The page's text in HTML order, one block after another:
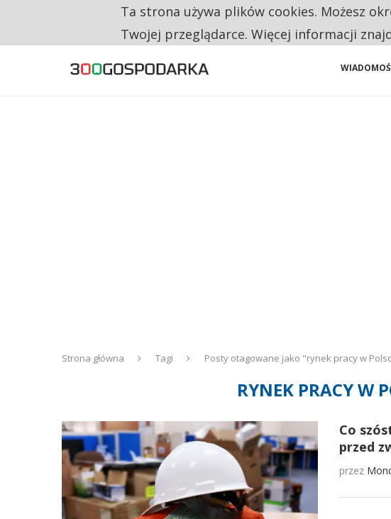
CO TRZECIĄ ZŁOTÓWKĘ Z EMERYTURY SENIORZY
Strona główna Tagi Posty otagowane jako "rynek pracy w
RYNEK PRACY W
Co
przed
przez
Ta strona używa plików cookies. Możesz
Twojej przeglądarce. Więcej informacji